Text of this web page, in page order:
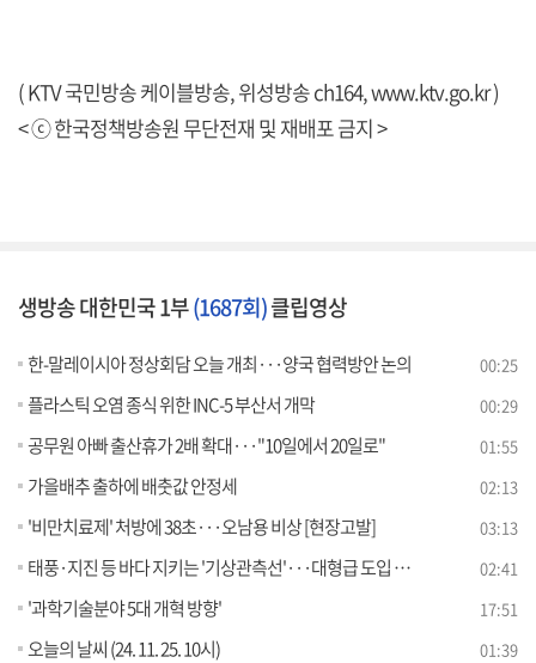
( KTV 국민방송 케이블방송, 위성방송 ch164,www.ktv.go.kr)
< ⓒ 한국정책방송원 무단전재 및 재배포 금지 >
생방송 대한민국 1부(1687회)클립영상
한-말레이시아 정상회담 오늘 개최···양국 협력방안 논의 00:25
플라스틱 오염 종식 위한 INC-5 부산서 개막 00:29
공무원 아빠 출산휴가 2배 확대···"10일에서 20일로" 01:55
가을배추 출하에 배춧값 안정세 02:13
'비만치료제' 처방에 38초···오남용 비상 [현장고발] 03:13
태풍·지진 등 바다 지키는 '기상관측선'···대형급 도입 검토 02:41
'과학기술분야 5대 개혁 방향' 17:51
오늘의 날씨 (24. 11. 25. 10시) 01:39